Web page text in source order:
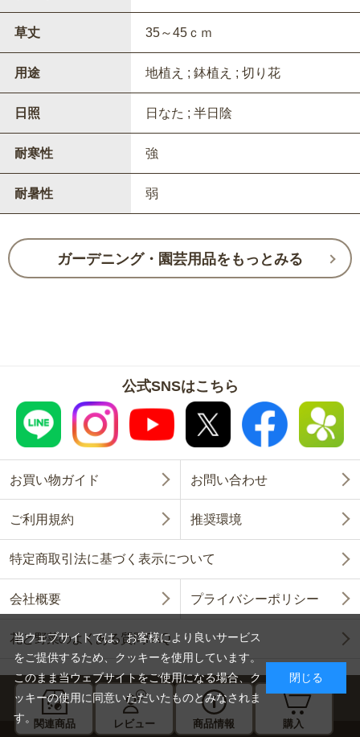
関連商品 レビュー 商品情報 購入
草丈 35～45ｃｍ
用途 地植え ; 鉢植え ; 切り花
日照 日なた ; 半日陰
耐寒性 強
耐暑性 弱
ガーデニング・園芸用品をもっとみる
公式SNSはこちら
お買い物ガイド お問い合わせ
ご利用規約 推奨環境
特定商取引法に基づく表示について
会社概要 プライバシーポリシー
花と野菜のよくある質問FAQ
Copyright © SAKATA SEED CORPORATION All Rights Reserved.
当ウェブサイトでは、お客様により良いサービス
をご提供するため、クッキーを使用しています。
このまま当ウェブサイトをご使用になる場合、ク
ッキーの使用に同意いただいたものとみなされま
す。
閉じる